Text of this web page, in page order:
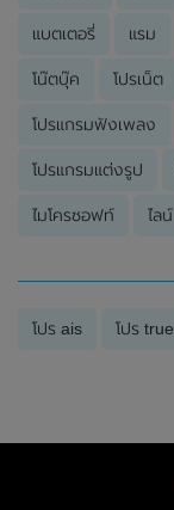
แบตเตอรี่ แรม
โน๊ตบุ๊ค โปรเน็ต
โปรแกรมฟังเพลง
โปรแกรมแต่งรูป
ไมโครซอฟท์ ไลน์
โปร ais โปร true